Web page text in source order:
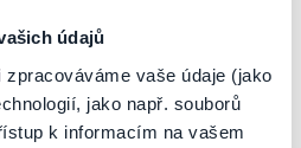
údajů
zpracováváme vaše údaje (jako
jako např. souborů
k informacím na vašem
pravosti vstupenek
Ticketportal si vždy zakoupíte